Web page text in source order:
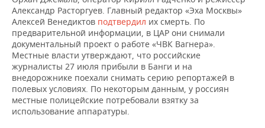
Александр Расторгуев. Главный редактор «Эха Москвы»
Алексей Венедиктов подтвердил их смерть. По
предварительной информации, в ЦАР они снимали
документальный проект о работе «ЧВК Вагнера».
Местные власти утверждают, что российские
журналисты 27 июля прибыли в Банги и на
внедорожнике поехали снимать серию репортажей в
полевых условиях. По некоторым данным, у россиян
местные полицейские потребовали взятку за
использование аппаратуры.